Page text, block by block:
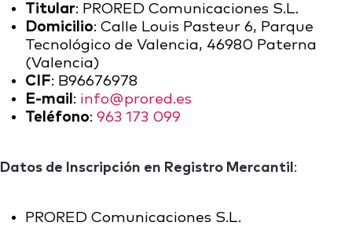
Titular: PRORED Comunicaciones S.L.
Domicilio: Calle Louis Pasteur 6, Parque
Tecnológico de Valencia, 46980 Paterna
(Valencia)
CIF: B96676978
E-mail : info@prored.es
Teléfono: 963 173 099
Datos de Inscripción en Registro Mercantil :
PRORED Comunicaciones S.L.